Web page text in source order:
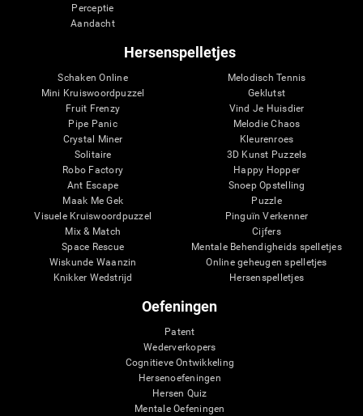
Perceptie
Aandacht
Hersenspelletjes
Schaken Online
Mini Kruiswoordpuzzel
Fruit Frenzy
Pipe Panic
Crystal Miner
Solitaire
Robo Factory
Ant Escape
Maak Me Gek
Visuele Kruiswoordpuzzel
Mix & Match
Space Rescue
Wiskunde Waanzin
Knikker Wedstrijd
Melodisch Tennis
Geklutst
Vind Je Huisdier
Melodie Chaos
Kleurenroes
3D Kunst Puzzels
Happy Hopper
Snoep Opstelling
Puzzle
Pinguïn Verkenner
Cijfers
Mentale Behendigheids spelletjes
Online geheugen spelletjes
Hersenspelletjes
Oefeningen
Patent
Wederverkopers
Cognitieve Ontwikkeling
Hersenoefeningen
Hersen Quiz
Mentale Oefeningen